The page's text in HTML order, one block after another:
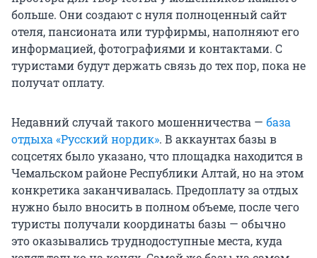
больше. Они создают с нуля полноценный сайт
отеля, пансионата или турфирмы, наполняют его
информацией, фотографиями и контактами. С
туристами будут держать связь до тех пор, пока не
получат оплату.
Недавний случай такого мошенничества — база
отдыха «Русский нордик». В аккаунтах базы в
соцсетях было указано, что площадка находится в
Чемальском районе Республики Алтай, но на этом
конкретика заканчивалась. Предоплату за отдых
нужно было вносить в полном объеме, после чего
туристы получали координаты базы — обычно
это оказывались труднодоступные места, куда